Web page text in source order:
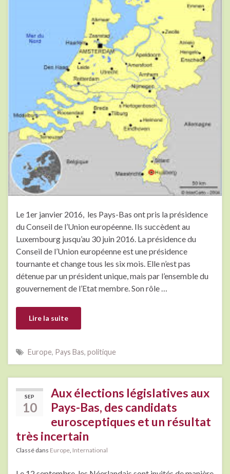
Le 1er janvier 2016, les Pays-Bas ont pris la présidence
du Conseil de l’Union européenne. Ils succèdent au
Luxembourg jusqu’au 30 juin 2016. La présidence du
Conseil de l’Union européenne est une présidence
tournante et change tous les six mois. Elle n’est pas
détenue par un président unique, mais par l’ensemble du
gouvernement de l’Etat membre. Son rôle …
Lire la suite
Europe, Pays Bas, politique
SEP
10
Aux élections législatives aux
Pays-Bas, des candidats
eurosceptiques et un résultat
très incertain
Classé dans Europe, International